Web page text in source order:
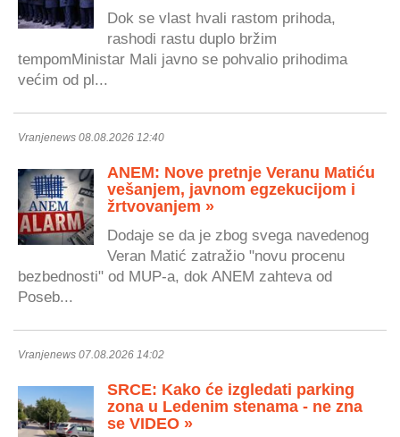
Dok se vlast hvali rastom prihoda,
rashodi rastu duplo bržim
tempomMinistar Mali javno se pohvalio prihodima
većim od pl...
Vranjenews 08.08.2026 12:40
ANEM: Nove pretnje Veranu Matiću
vešanjem, javnom egzekucijom i
žrtvovanjem »
Dodaje se da je zbog svega navedenog
Veran Matić zatražio "novu procenu
bezbednosti" od MUP-a, dok ANEM zahteva od
Poseb...
Vranjenews 07.08.2026 14:02
SRCE: Kako će izgledati parking
zona u Ledenim stenama - ne zna
se VIDEO »